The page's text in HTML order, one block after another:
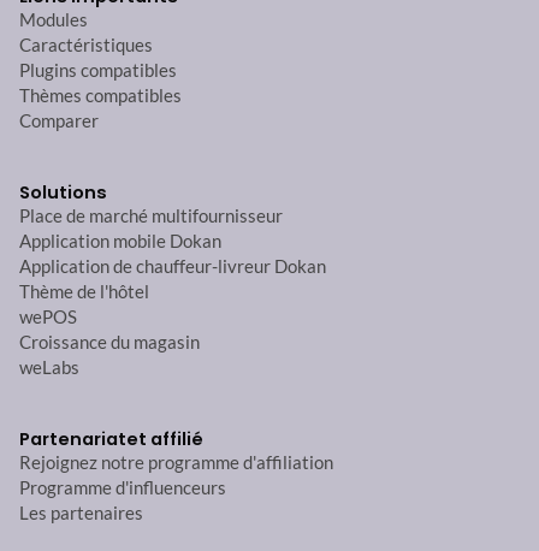
Modules
Caractéristiques
Plugins compatibles
Thèmes compatibles
Comparer
Solutions
Place de marché multifournisseur
Application mobile Dokan
Application de chauffeur-livreur Dokan
Thème de l'hôtel
wePOS
Croissance du magasin
weLabs
Partenariatet affilié
Rejoignez notre programme d'affiliation
Programme d'influenceurs
Les partenaires